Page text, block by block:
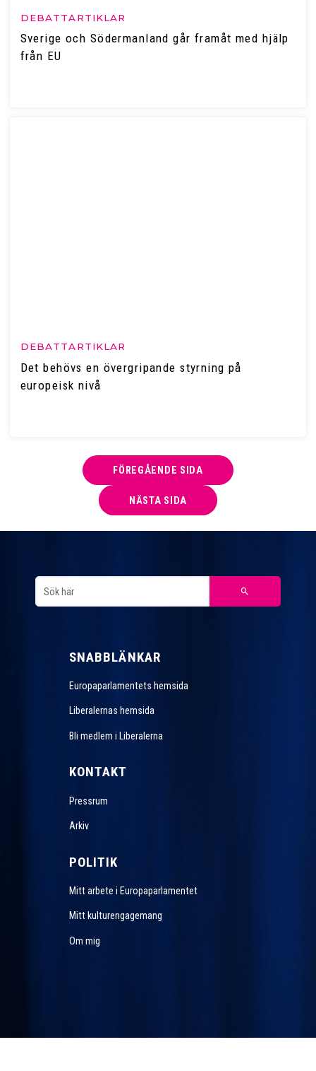
DEBATTARTIKLAR
Sverige och Södermanland går framåt med hjälp
från EU
DEBATTARTIKLAR
Det behövs en övergripande styrning på
europeisk nivå
FÖREGÅENDE SIDA
NÄSTA SIDA
SNABBLÄNKAR
Europaparlamentets hemsida
Liberalernas hemsida
Bli medlem i Liberalerna
KONTAKT
Pressrum
Arkiv
POLITIK
Mitt arbete i Europaparlamentet
Mitt kulturengagemang
Om mig